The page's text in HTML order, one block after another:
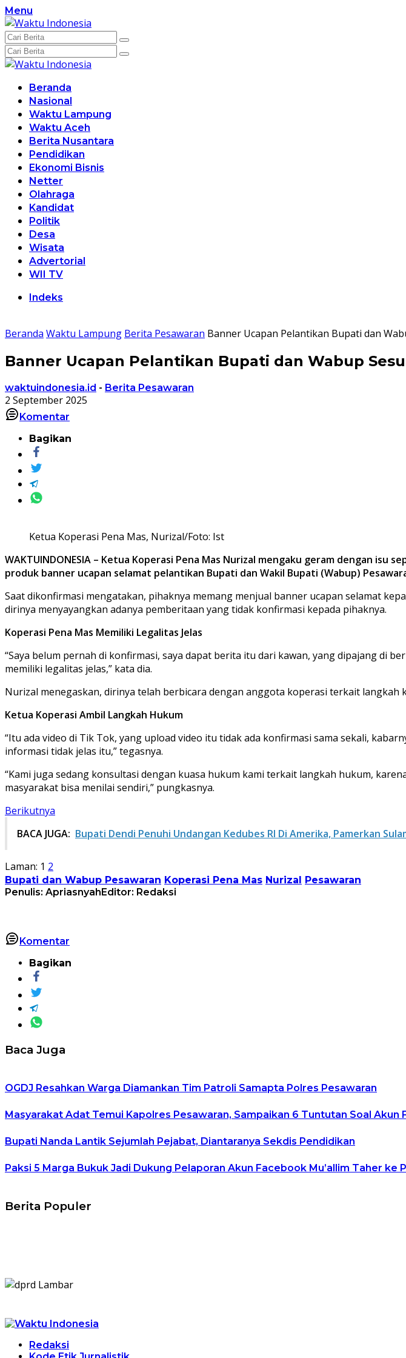
Langsung
ke
konten
Menu
Beranda
Nasional
Waktu Lampung
Waktu Aceh
Berita Nusantara
Pendidikan
Ekonomi Bisnis
Netter
Olahraga
Kandidat
Politik
Desa
Wisata
Advertorial
WII TV
Indeks
Beranda Waktu Lampung Berita Pesawaran Banner Ucapan Pelantikan Bupati dan
Banner Ucapan Pelantikan Bupati dan Wabup
waktuindonesia.id - Berita Pesawaran
2 September 2025
Komentar
Bagikan
Ketua Koperasi Pena Mas, Nurizal/Foto: Ist
WAKTUINDONESIA – Ketua Koperasi Pena Mas Nurizal mengaku geram dengan
produk banner ucapan selamat pelantikan Bupati dan Wakil Bupati (Wabup)
Saat dikonfirmasi mengatakan, pihaknya memang menjual banner ucapan selamat
dirinya menyayangkan adanya pemberitaan yang tidak konfirmasi kepada pihaknya.
Koperasi Pena Mas Memiliki Legalitas Jelas
“Saya belum pernah di konfirmasi, saya dapat berita itu dari kawan, yang dipajang di
memiliki legalitas jelas,” kata dia.
Nurizal menegaskan, dirinya telah berbicara dengan anggota koperasi terkait
Ketua Koperasi Ambil Langkah Hukum
“Itu ada video di Tik Tok, yang upload video itu tidak ada konfirmasi sama sekali,
informasi tidak jelas itu,” tegasnya.
“Kami juga sedang konsultasi dengan kuasa hukum kami terkait langkah hukum,
masyarakat bisa menilai sendiri,” pungkasnya.
Berikutnya
BACA JUGA: Bupati Dendi Penuhi Undangan Kedubes RI Di Amerika, Pamerkan
Laman: 1 2
Bupati dan Wabup Pesawaran Koperasi Pena Mas Nurizal Pesawaran
Penulis: ApriasnyahEditor: Redaksi
Komentar
Bagikan
Baca Juga
OGDJ Resahkan Warga Diamankan Tim Patroli Samapta Polres Pesawaran
Masyarakat Adat Temui Kapolres Pesawaran, Sampaikan 6 Tuntutan Soal Akun
Bupati Nanda Lantik Sejumlah Pejabat, Diantaranya Sekdis Pendidikan
Paksi 5 Marga Bukuk Jadi Dukung Pelaporan Akun Facebook Mu’allim Taher ke
Berita Populer
Redaksi